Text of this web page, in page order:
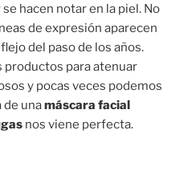
hacen notar en la piel. No
de expresión aparecen
del paso de los años.
para atenuar
y pocas veces podemos
de unamáscara facial
nos viene perfecta.